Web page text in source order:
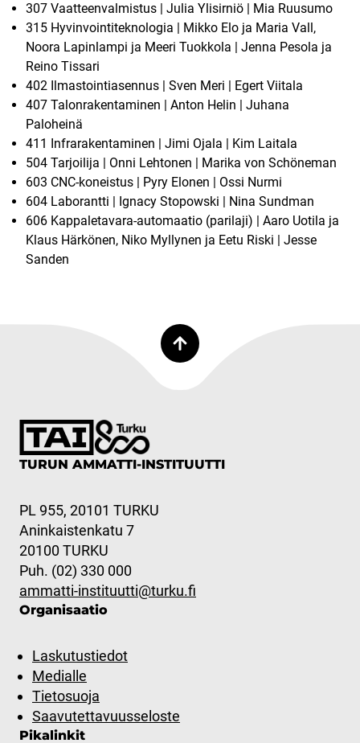
307 Vaatteenvalmistus | Julia Ylisirniö | Mia Ruusumo
315 Hyvinvointiteknologia | Mikko Elo ja Maria Vall,
Noora Lapinlampi ja Meeri Tuokkola | Jenna Pesola ja
Reino Tissari
402 Ilmastointiasennus | Sven Meri | Egert Viitala
407 Talonrakentaminen | Anton Helin | Juhana
Paloheinä
411 Infrarakentaminen | Jimi Ojala | Kim Laitala
504 Tarjoilija | Onni Lehtonen | Marika von Schöneman
603 CNC-koneistus | Pyry Elonen | Ossi Nurmi
604 Laborantti | Ignacy Stopowski | Nina Sundman
606 Kappaletavara-automaatio (parilaji) | Aaro Uotila ja
Klaus Härkönen, Niko Myllynen ja Eetu Riski | Jesse
Sanden
TURUN AMMATTI-INSTITUUTTI
PL 955, 20101 TURKU
Aninkaistenkatu 7
20100 TURKU
Puh. (02) 330 000
ammatti-instituutti@turku.fi
Organisaatio
Laskutustiedot
Medialle
Tietosuoja
Saavutettavuusseloste
Pikalinkit